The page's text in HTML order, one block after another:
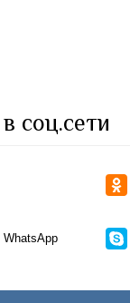
соц.сети
WhatsApp